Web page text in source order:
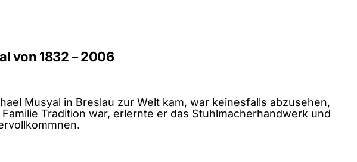
von 1832 – 2006
Musyal in Breslau zur Welt kam, war keinesfalls abzusehen,
Tradition war, erlernte er das Stuhlmacherhandwerk und